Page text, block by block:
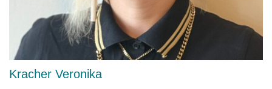
Kracher Veronika